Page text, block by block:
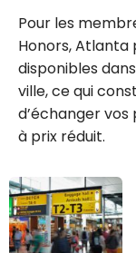
Pour les
Honors,
disponibles
ville, ce qui
d’échanger
à prix réduit.